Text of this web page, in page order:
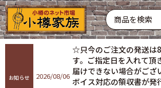
菓子 飲料 酒類 硝子
冷蔵配送 冷凍配送 お買い得 おす
商品を探す
お知らせ 2026/08/06
☆只今のご注文の発送は
す。ご指定日を入れて頂
届けできない場合がご
ボイス対応の領収書が発